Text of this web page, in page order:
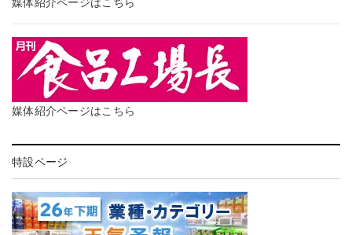
媒体紹介ページはこちら
特設ページ